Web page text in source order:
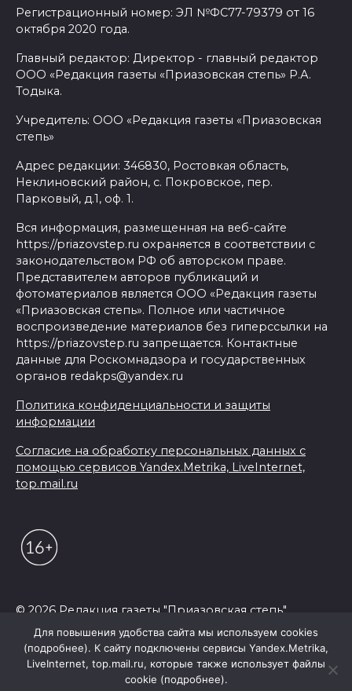
Регистрационный номер: ЭЛ №ФС77-79379 от 16
октября 2020 года.
Главный редактор: Директор - главный редактор
ООО «Редакция газеты «Приазовская степь» Р.А.
Тодыка.
Учредитель: ООО «Редакция газеты «Приазовская
степь»
Адрес редакции: 346830, Ростовкая область,
Неклиновский район, с. Покровское, пер.
Парковый, д.1, оф. 1.
Вся информация, размещенная на веб-сайте
https://priazovstep.ru охраняется в соответствии с
законодательством РФ об авторском праве.
Представителем авторов публикаций и
фотоматериалов является ООО «Редакция газеты
«Приазовская степь». Полное или частичное
воспроизведение материалов без гиперссылки на
https://priazovstep.ru запрещается. Контактные
данные для Роскомнадзора и государственных
органов redakps@yandex.ru
Политика конфиденциальности и защиты
информации
Согласие на обработку персональных данных с
помощью сервисов Yandex.Metrika, LiveInternet,
top.mail.ru
© 2026 Редакция газеты "Приазовская степь"
Для повышения удобства сайта мы используем cookies
(подробнее). К сайту подключены сервисы Yandex.Metrika,
LiveInternet, top.mail.ru, которые также использует файлы
cookie (подробнее).